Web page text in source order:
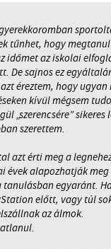
tűnhet, hogy
időmet az iskolai
De sajnos ez
éreztem, hogy
kívül mégsem
„szerencsére”
szerettem.
azt érti meg a
évek alapozhatják
tanulásban egyaránt.
előtt, vagy túl
az álmok.